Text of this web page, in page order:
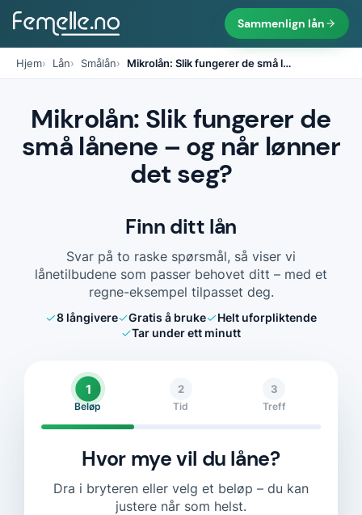
Sammenlign lån
Hjem Lån Smålån Mikrolån: Slik fungerer de små l…
Mikrolån: Slik fungerer de
små lånene – og når lønner
det seg?
Finn ditt lån
Svar på to raske spørsmål, så viser vi
lånetilbudene som passer behovet ditt – med et
regne-eksempel tilpasset deg.
8långivere Gratis å bruke
Helt uforpliktende
Tar under ett minutt
1
Beløp
2
Tid
3
Treff
Hvor mye vil du låne?
Dra i bryteren eller velg et beløp – du kan
justere når som helst.